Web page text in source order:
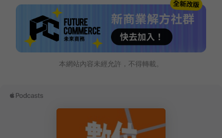
本網站內容未經允許，不得轉載。